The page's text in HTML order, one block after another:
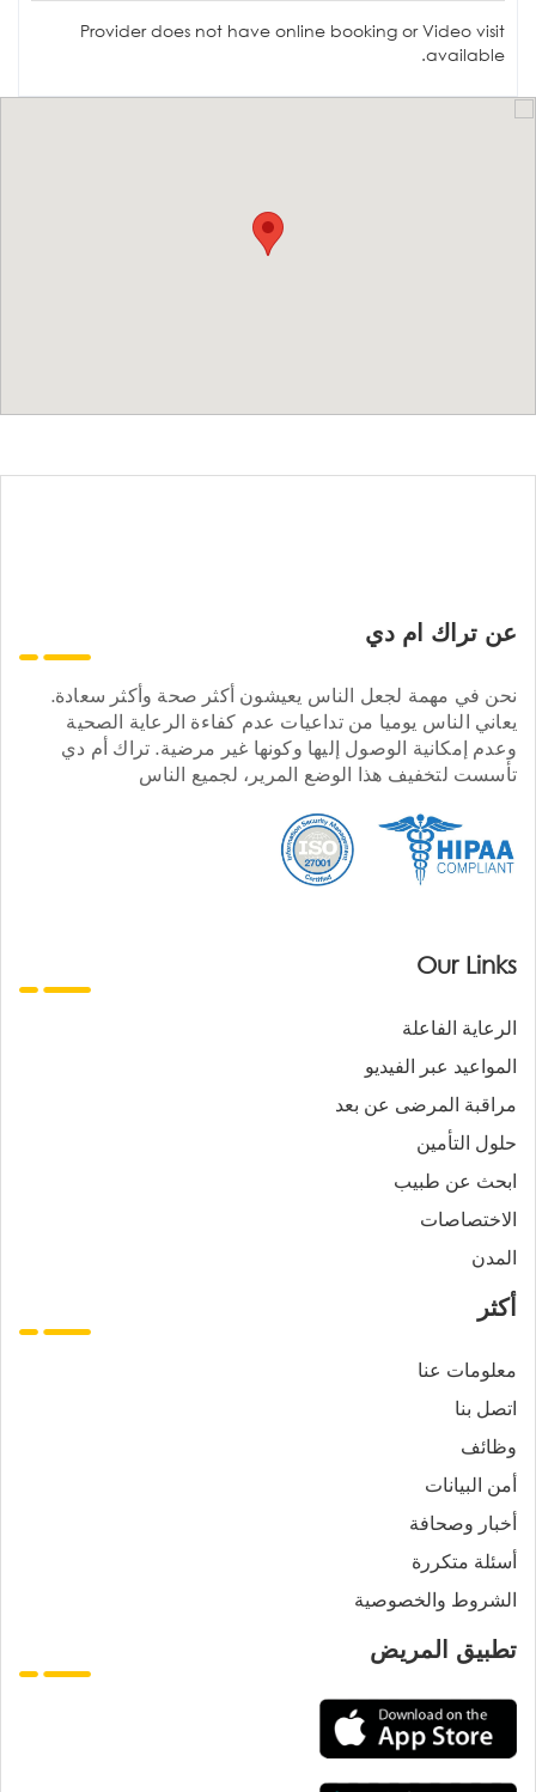
Provider does not have online booking or Video visit
available.
عن تراك ام دي
نحن في مهمة لجعل الناس يعيشون أكثر صحة وأكثر سعادة.
يعاني الناس يوميا من تداعيات عدم كفاءة الرعاية الصحية
وعدم إمكانية الوصول إليها وكونها غير مرضية. تراك أم دي
تأسست لتخفيف هذا الوضع المرير، لجميع الناس
Our Links
الرعاية الفاعلة
المواعيد عبر الفيديو
مراقبة المرضى عن بعد
حلول التأمين
ابحث عن طبيب
الاختصاصات
المدن
أكثر
معلومات عنا
اتصل بنا
وظائف
أمن البيانات
أخبار وصحافة
أسئلة متكررة
الشروط والخصوصية
تطبيق المريض